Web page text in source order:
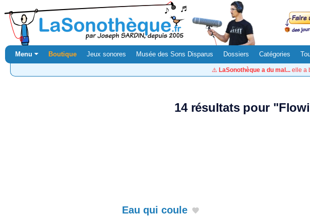
Menu ⏷ Boutique Jeux sonores Musée des Sons Disparus Dossiers Catégories
⚠️ LaSonothèque a du mal... elle a
14 résultats pour
Eau qui coule